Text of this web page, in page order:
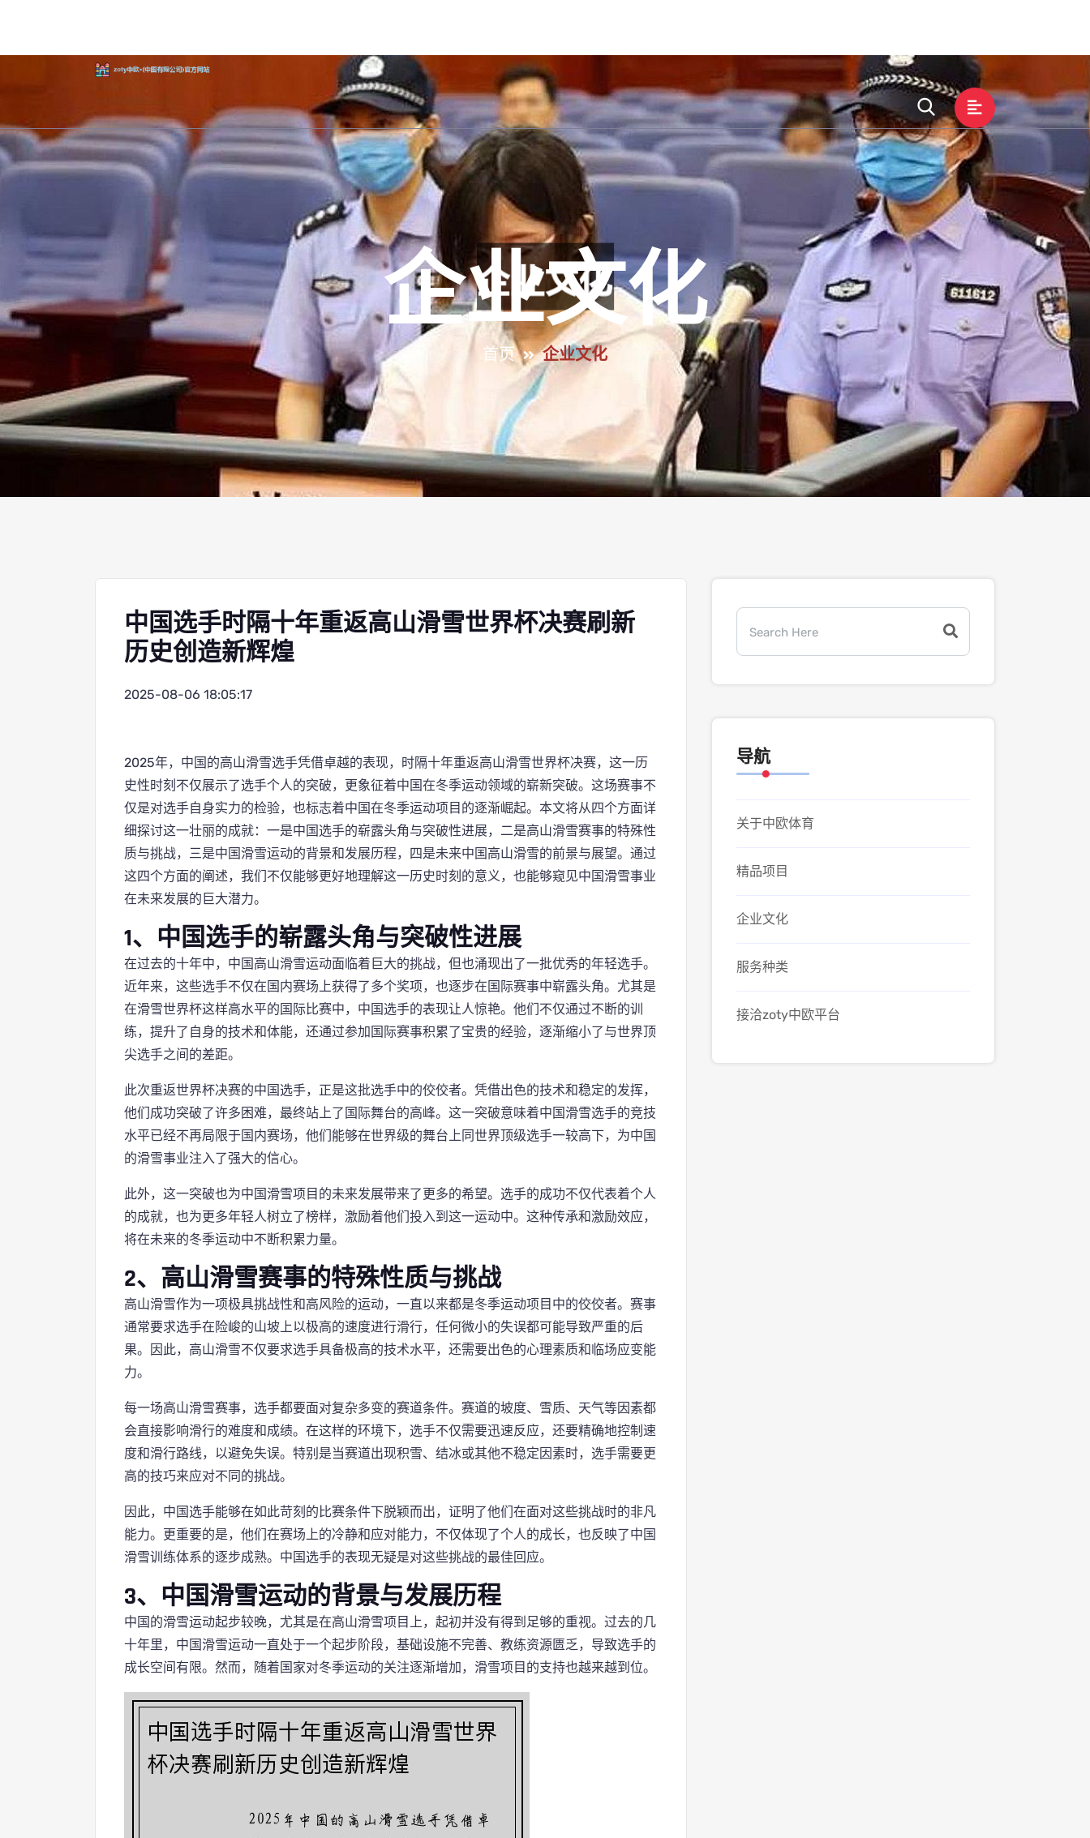
企业文化
首页 企业文化
中国选手时隔十年重返高山滑雪世界杯决赛刷新
历史创造新辉煌
2025-08-06 18:05:17
2025年，中国的高山滑雪选手凭借卓越的表现，时隔十年重返高山滑雪世界杯决赛，这一历
史性时刻不仅展示了选手个人的突破，更象征着中国在冬季运动领域的崭新突破。这场赛事不
仅是对选手自身实力的检验，也标志着中国在冬季运动项目的逐渐崛起。本文将从四个方面详
细探讨这一壮丽的成就：一是中国选手的崭露头角与突破性进展，二是高山滑雪赛事的特殊性
质与挑战，三是中国滑雪运动的背景和发展历程，四是未来中国高山滑雪的前景与展望。通过
这四个方面的阐述，我们不仅能够更好地理解这一历史时刻的意义，也能够窥见中国滑雪事业
在未来发展的巨大潜力。
1、中国选手的崭露头角与突破性进展
在过去的十年中，中国高山滑雪运动面临着巨大的挑战，但也涌现出了一批优秀的年轻选手。
近年来，这些选手不仅在国内赛场上获得了多个奖项，也逐步在国际赛事中崭露头角。尤其是
在滑雪世界杯这样高水平的国际比赛中，中国选手的表现让人惊艳。他们不仅通过不断的训
练，提升了自身的技术和体能，还通过参加国际赛事积累了宝贵的经验，逐渐缩小了与世界顶
尖选手之间的差距。
此次重返世界杯决赛的中国选手，正是这批选手中的佼佼者。凭借出色的技术和稳定的发挥，
他们成功突破了许多困难，最终站上了国际舞台的高峰。这一突破意味着中国滑雪选手的竞技
水平已经不再局限于国内赛场，他们能够在世界级的舞台上同世界顶级选手一较高下，为中国
的滑雪事业注入了强大的信心。
此外，这一突破也为中国滑雪项目的未来发展带来了更多的希望。选手的成功不仅代表着个人
的成就，也为更多年轻人树立了榜样，激励着他们投入到这一运动中。这种传承和激励效应，
将在未来的冬季运动中不断积累力量。
2、高山滑雪赛事的特殊性质与挑战
高山滑雪作为一项极具挑战性和高风险的运动，一直以来都是冬季运动项目中的佼佼者。赛事
通常要求选手在险峻的山坡上以极高的速度进行滑行，任何微小的失误都可能导致严重的后
果。因此，高山滑雪不仅要求选手具备极高的技术水平，还需要出色的心理素质和临场应变能
力。
每一场高山滑雪赛事，选手都要面对复杂多变的赛道条件。赛道的坡度、雪质、天气等因素都
会直接影响滑行的难度和成绩。在这样的环境下，选手不仅需要迅速反应，还要精确地控制速
度和滑行路线，以避免失误。特别是当赛道出现积雪、结冰或其他不稳定因素时，选手需要更
高的技巧来应对不同的挑战。
因此，中国选手能够在如此苛刻的比赛条件下脱颖而出，证明了他们在面对这些挑战时的非凡
能力。更重要的是，他们在赛场上的冷静和应对能力，不仅体现了个人的成长，也反映了中国
滑雪训练体系的逐步成熟。中国选手的表现无疑是对这些挑战的最佳回应。
3、中国滑雪运动的背景与发展历程
中国的滑雪运动起步较晚，尤其是在高山滑雪项目上，起初并没有得到足够的重视。过去的几
十年里，中国滑雪运动一直处于一个起步阶段，基础设施不完善、教练资源匮乏，导致选手的
成长空间有限。然而，随着国家对冬季运动的关注逐渐增加，滑雪项目的支持也越来越到位。
导航
关于中欧体育
精品项目
企业文化
服务种类
接洽zoty中欧平台